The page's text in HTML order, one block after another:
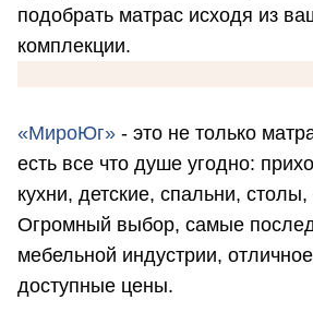
подобрать матрас исходя из
комплекции.
«МироЮг» - это не только
есть все что душе угодно:
кухни, детские, спальни, столы,
Огромный выбор, самые
мебельной индустрии,
доступные цены.